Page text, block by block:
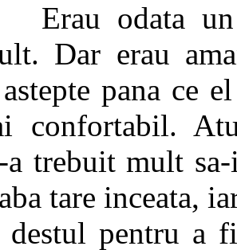
Erau odata
Dar erau
pana ce
confortabil.
trebuit mult sa-
tare inceata,
destul pentru a